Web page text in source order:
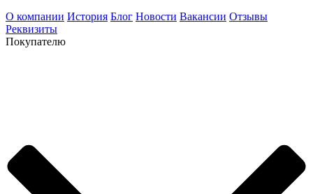
О компании История Блог Новости Вакансии Отзывы
Реквизиты
Покупателю